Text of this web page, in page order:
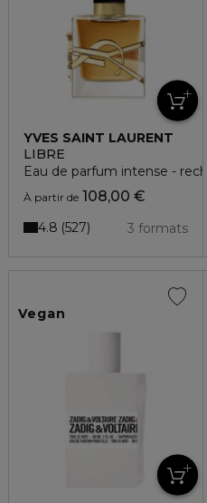
YVES SAINT LAURENT
LIBRE
Eau de parfum intense -
À partir de 108,00 €
3 formats
4.8 527
Vegan